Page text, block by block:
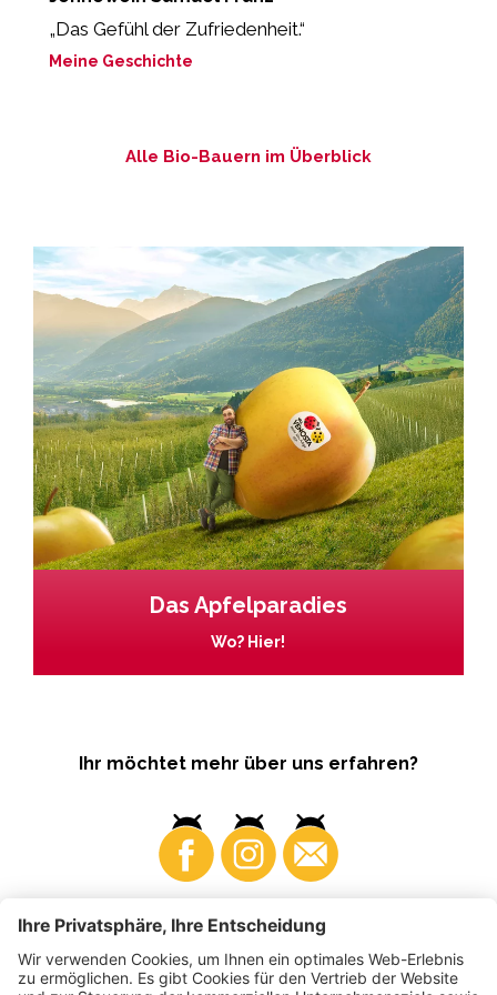
„Das Gefühl der Zufriedenheit.“
Meine Geschichte
Alle Bio-Bauern im Überblick
Das Apfelparadies
Wo? Hier!
Ihr möchtet mehr über uns erfahren?
Business Produzenten